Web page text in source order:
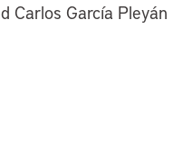
Carlos García Pleyán